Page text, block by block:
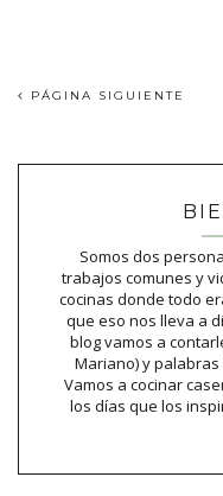
PÁGINA SIGUIENTE
Somos dos
trabajos comunes y
cocinas donde todo
que eso nos lleva a
blog vamos a
Mariano) y
Vamos a cocinar
los días que los